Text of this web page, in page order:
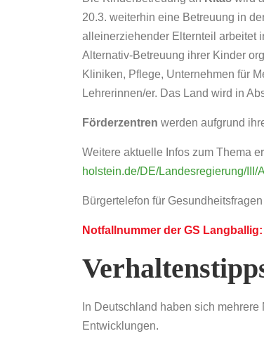
20.3. weiterhin eine Betreuung in
alleinerziehender Elternteil arbeitet
Alternativ-Betreuung ihrer Kinder
Kliniken, Pflege, Unternehmen für
Lehrerinnen/er. Das Land wird in
Förderzentren werden aufgrund
Weitere aktuelle Infos zum Thema
holstein.de/DE/Landesregierung/III/
Bürgertelefon für
Notfallnummer der GS Langballig:
In Deutschland haben sich
Entwicklungen.